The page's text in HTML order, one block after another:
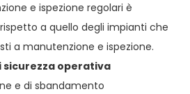
e ispezione regolari è
a quello degli impianti che
a manutenzione e ispezione.
operativa
e di sbandamento